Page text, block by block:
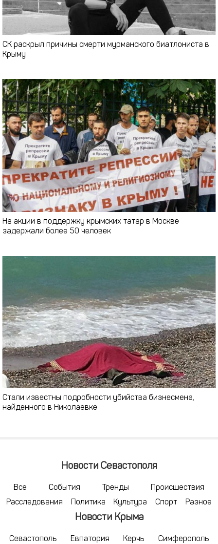
СК раскрыл причины смерти мурманского биатлониста в
Крыму
На акции в поддержку крымских татар в Москве
задержали более 50 человек
Стали известны подробности убийства бизнесмена,
найденного в Николаевке
Новости Севастополя
Все События Тренды
Происшествия
Расследования
Политика Культура Спорт Разное
Новости Крыма
Севастополь Евпатория Керчь
Симферополь